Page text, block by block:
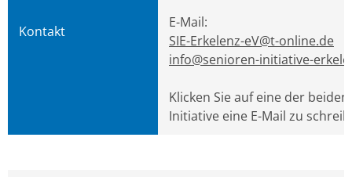
Kontakt
E-Mail:
SIE-Erkelenz-eV@t-online.de
info@senioren-initiative-
Klicken Sie auf eine der
Initiative eine E-Mail zu